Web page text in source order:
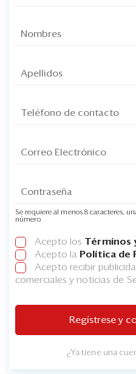
Se requiere al menos 8 caracteres,
número
Acepto los Términos
Acepto la Política de
Acepto recibir
comerciales y noticias de
Regístrese y
¿Ya tiene una